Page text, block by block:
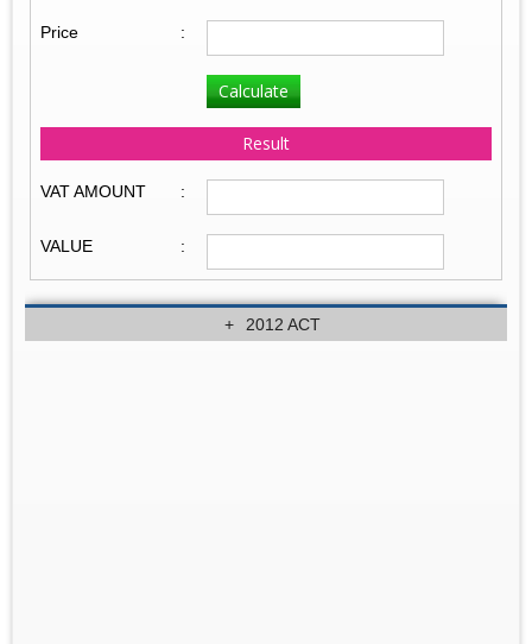
Price :
Calculate
Result
VAT AMOUNT :
VALUE :
2012 ACT